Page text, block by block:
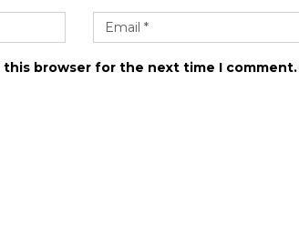
this browser for the next time I comment.